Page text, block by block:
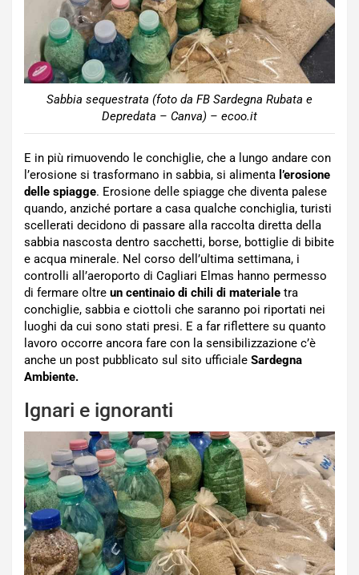
Sabbia sequestrata (foto da FB Sardegna Rubata e
Depredata – Canva) – ecoo.it
E in più rimuovendo le conchiglie, che a lungo andare con
l’erosione si trasformano in sabbia, si alimenta l’erosione
delle spiagge. Erosione delle spiagge che diventa palese
quando, anziché portare a casa qualche conchiglia, turisti
scellerati decidono di passare alla raccolta diretta della
sabbia nascosta dentro sacchetti, borse, bottiglie di bibite
e acqua minerale. Nel corso dell’ultima settimana, i
controlli all’aeroporto di Cagliari Elmas hanno permesso
di fermare oltre un centinaio di chili di materiale tra
conchiglie, sabbia e ciottoli che saranno poi riportati nei
luoghi da cui sono stati presi. E a far riflettere su quanto
lavoro occorre ancora fare con la sensibilizzazione c’è
anche un post pubblicato sul sito ufficiale Sardegna
Ambiente.
Ignari e ignoranti